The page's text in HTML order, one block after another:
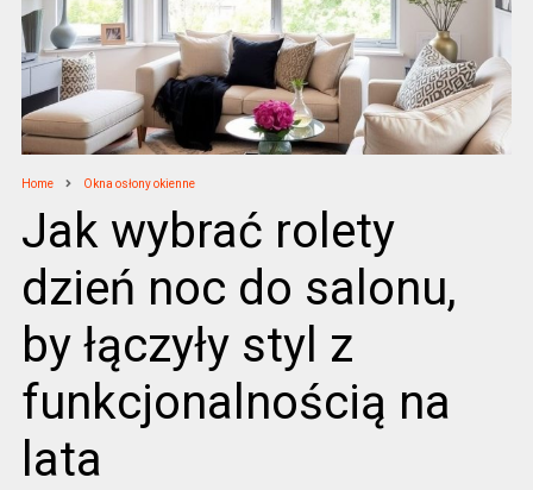
Home Okna osłony okienne
Jak wybrać rolety
dzień noc do salonu,
by łączyły styl z
funkcjonalnością na
lata